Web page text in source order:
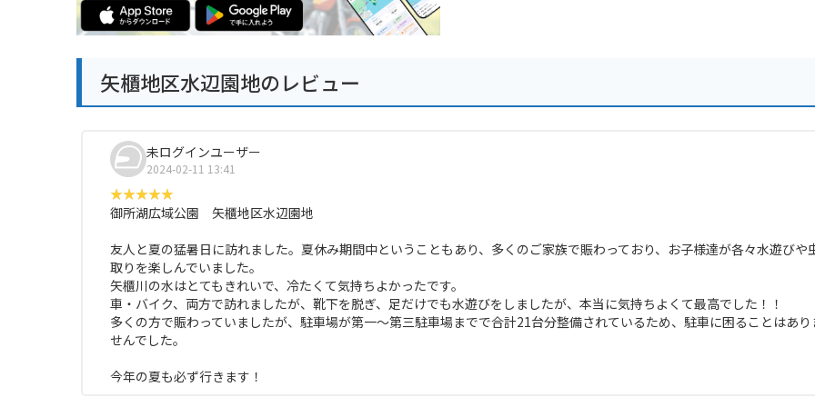
矢櫃地区水辺園地のレビュー
未ログインユーザー
2024-02-11 13:41
御所湖広域公園 矢櫃地区水辺園地
友人と夏の猛暑日に訪れました。夏休み期間中ということもあり、多くのご家族で賑わっており、お子様達が各々水遊びや
取りを楽しんでいました。
矢櫃川の水はとてもきれいで、冷たくて気持ちよかったです。
車・バイク、両方で訪れましたが、靴下を脱ぎ、足だけでも水遊びをしましたが、本当に気持ちよくて最高でした！！
多くの方で賑わっていましたが、駐車場が第一～第三駐車場までで合計21台分整備されているため、駐車に困ることはあり
せんでした。
今年の夏も必ず行きます！